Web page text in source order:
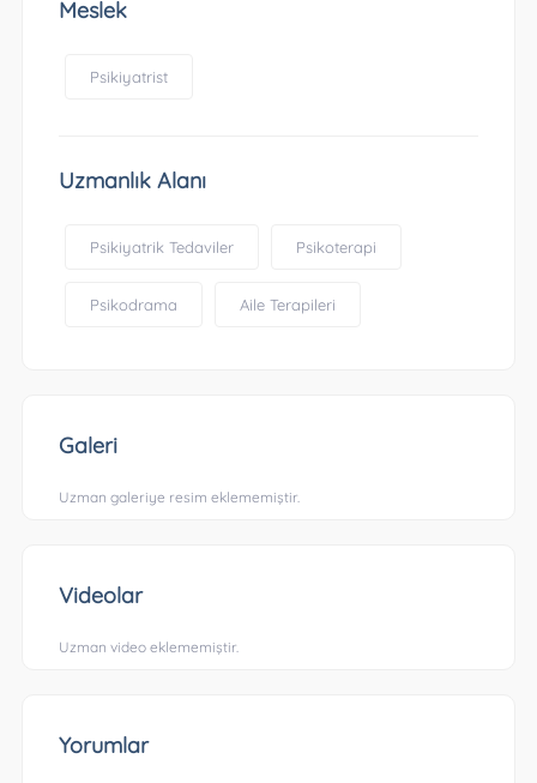
Meslek
Psikiyatrist
Uzmanlık Alanı
Psikiyatrik Tedaviler Psikoterapi
Psikodrama Aile Terapileri
Galeri
Uzman galeriye resim eklememiştir.
Videolar
Uzman video eklememiştir.
Yorumlar